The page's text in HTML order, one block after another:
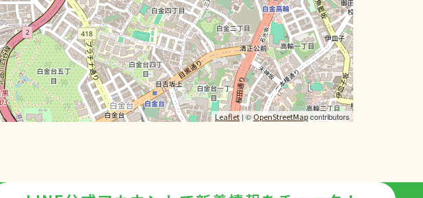
Leaflet | ©OpenStreetMapcontributors